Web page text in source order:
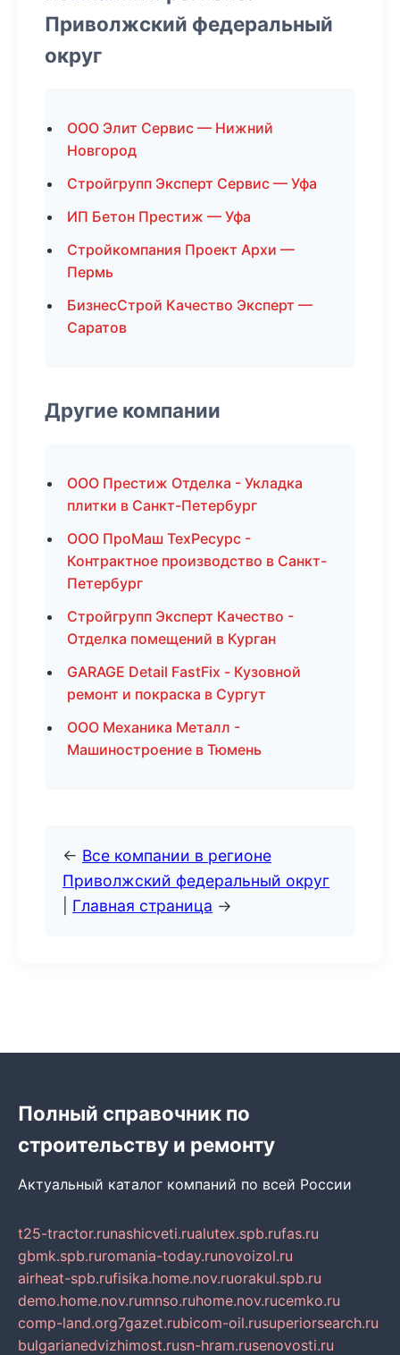
Приволжский федеральный
округ
ООО Элит Сервис — Нижний
Новгород
Стройгрупп Эксперт Сервис — Уфа
ИП Бетон Престиж — Уфа
Стройкомпания Проект Архи —
Пермь
БизнесСтрой Качество Эксперт —
Саратов
Другие компании
ООО Престиж Отделка - Укладка
плитки в Санкт-Петербург
ООО ПроМаш ТехРесурс -
Контрактное производство в Санкт-
Петербург
Стройгрупп Эксперт Качество -
Отделка помещений в Курган
GARAGE Detail FastFix - Кузовной
ремонт и покраска в Сургут
ООО Механика Металл -
Машиностроение в Тюмень
← Все компании в регионе
Приволжский федеральный округ
Главная страница →
Полный справочник по
строительству и ремонту
Актуальный каталог компаний по всей России
t25-tractor.runashicveti.rualutex.spb.rufas.ru
gbmk.spb.ruromania-today.runovoizol.ru
airheat-spb.rufisika.home.nov.ruorakul.spb.ru
demo.home.nov.rumnso.ruhome.nov.rucemko.ru
comp-land.org7gazet.rubicom-oil.rusuperiorsearch.ru
bulgarianedvizhimost.rusn-hram.rusenovosti.ru